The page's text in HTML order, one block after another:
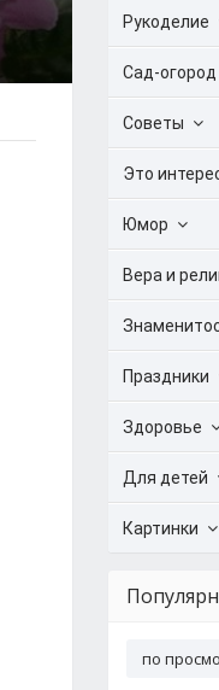
Рукоделие
Сад-огород
Советы
Это
Юмор
Вера и
Праздники
Здоровье
Для детей
Картинки
по